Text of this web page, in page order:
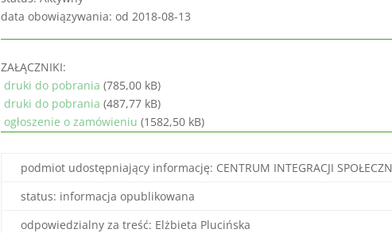
data obowiązywania: od 2018-08-13
ZAŁĄCZNIKI:
druki do pobrania (785,00 kB)
druki do pobrania (487,77 kB)
ogłoszenie o zamówieniu (1582,50 kB)
podmiot udostępniający informację: CENTRUM INTEGRACJI
status: informacja opublikowana
odpowiedzialny za treść: Elżbieta Plucińska